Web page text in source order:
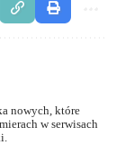
nowych, które
w serwisach